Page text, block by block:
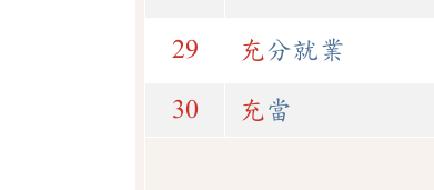
29 充分就業
30 充 當